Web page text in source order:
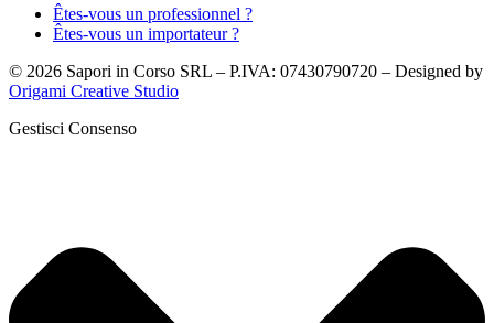
Êtes-vous un professionnel ?
Êtes-vous un importateur ?
© 2026 Sapori in Corso SRL – P.IVA: 07430790720 – Designed by
Origami Creative Studio
Gestisci Consenso